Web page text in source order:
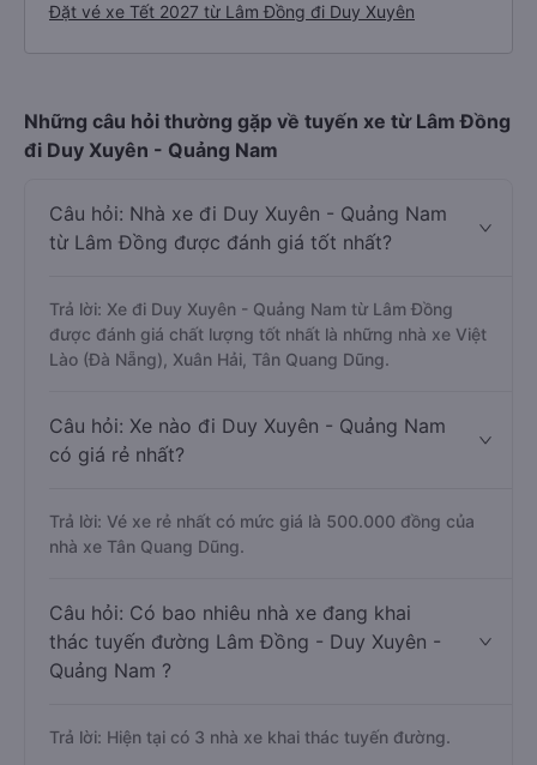
Đặt vé xe Tết 2027 từ Lâm Đồng đi Duy Xuyên
Những câu hỏi thường gặp về tuyến xe từ Lâm Đồng
đi Duy Xuyên - Quảng Nam
Câu hỏi: Nhà xe đi Duy Xuyên - Quảng Nam
từ Lâm Đồng được đánh giá tốt nhất?
Trả lời: Xe đi Duy Xuyên - Quảng Nam từ Lâm Đồng
được đánh giá chất lượng tốt nhất là những nhà xe Việt
Lào (Đà Nẵng), Xuân Hải, Tân Quang Dũng.
Câu hỏi: Xe nào đi Duy Xuyên - Quảng Nam
có giá rẻ nhất?
Trả lời: Vé xe rẻ nhất có mức giá là 500.000 đồng của
nhà xe Tân Quang Dũng.
Câu hỏi: Có bao nhiêu nhà xe đang khai
thác tuyến đường Lâm Đồng - Duy Xuyên -
Quảng Nam ?
Trả lời: Hiện tại có 3 nhà xe khai thác tuyến đường.